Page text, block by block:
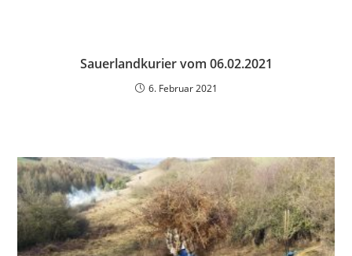
Sauerlandkurier vom 06.02.2021
6. Februar 2021